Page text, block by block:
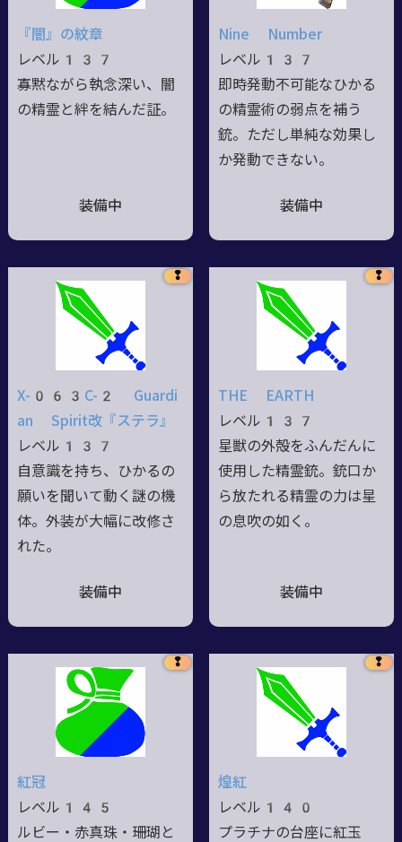
『闇』の紋章
レベル137
寡黙ながら執念深い、闇
の精霊と絆を結んだ証。
装備中
Nine Number
レベル137
即時発動不可能なひかる
の精霊術の弱点を補う
銃。ただし単純な効果し
か発動できない。
装備中
❢
X-063C-2 Guardi
an Spirit改『ステラ』
レベル137
自意識を持ち、ひかるの
願いを聞いて動く謎の機
体。外装が大幅に改修さ
れた。
装備中
❢
THE EARTH
レベル137
星獣の外殻をふんだんに
使用した精霊銃。銃口か
ら放たれる精霊の力は星
の息吹の如く。
装備中
❢
紅冠
レベル145
ルビー・赤真珠・珊瑚と
❢
煌紅
レベル140
プラチナの台座に紅玉